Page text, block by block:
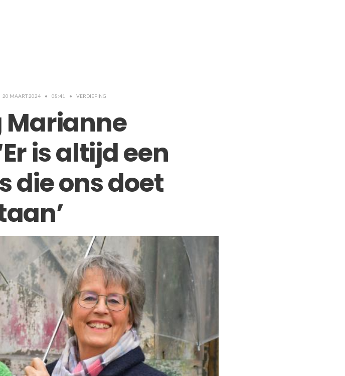
20 MAART 2024 • 08:41 • VERDIEPING
Marianne
is altijd een
die ons doet